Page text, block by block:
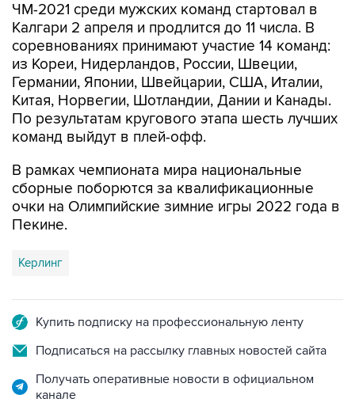
ЧМ-2021 среди мужских команд стартовал в
Калгари 2 апреля и продлится до 11 числа. В
соревнованиях принимают участие 14 команд:
из Кореи, Нидерландов, России, Швеции,
Германии, Японии, Швейцарии, США, Италии,
Китая, Норвегии, Шотландии, Дании и Канады.
По результатам кругового этапа шесть лучших
команд выйдут в плей-офф.
В рамках чемпионата мира национальные
сборные поборются за квалификационные
очки на Олимпийские зимние игры 2022 года в
Пекине.
Керлинг
Купить подписку на профессиональную ленту
Подписаться на рассылку главных новостей сайта
Получать оперативные новости в официальном
канале